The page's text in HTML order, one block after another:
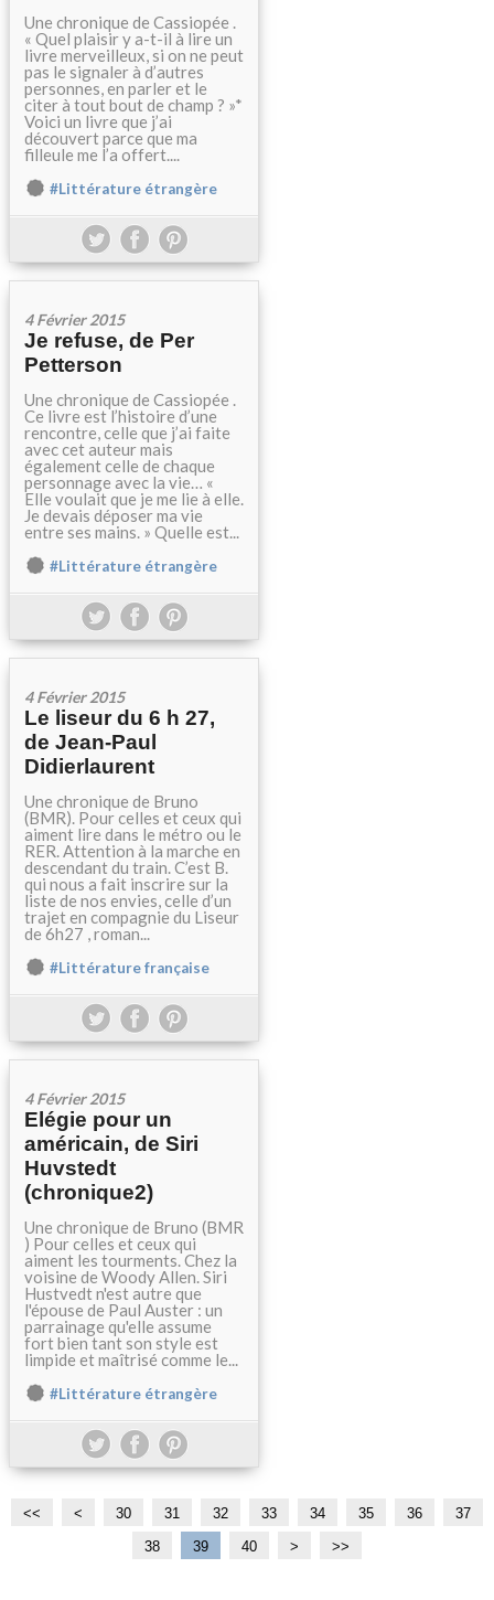
Une chronique de Cassiopée .
« Quel plaisir y a-t-il à lire un
livre merveilleux, si on ne peut
pas le signaler à d’autres
personnes, en parler et le
citer à tout bout de champ ? »*
Voici un livre que j’ai
découvert parce que ma
filleule me l’a offert....
#Littérature étrangère
4 Février 2015
Je refuse, de Per
Petterson
Une chronique de Cassiopée .
Ce livre est l’histoire d’une
rencontre, celle que j’ai faite
avec cet auteur mais
également celle de chaque
personnage avec la vie… «
Elle voulait que je me lie à elle.
Je devais déposer ma vie
entre ses mains. » Quelle est...
#Littérature étrangère
4 Février 2015
Le liseur du 6 h 27,
de Jean-Paul
Didierlaurent
Une chronique de Bruno
(BMR). Pour celles et ceux qui
aiment lire dans le métro ou le
RER. Attention à la marche en
descendant du train. C’est B.
qui nous a fait inscrire sur la
liste de nos envies, celle d’un
trajet en compagnie du Liseur
de 6h27 , roman...
#Littérature française
4 Février 2015
Elégie pour un
américain, de Siri
Huvstedt
(chronique2)
Une chronique de Bruno (BMR
) Pour celles et ceux qui
aiment les tourments. Chez la
voisine de Woody Allen. Siri
Hustvedt n'est autre que
l'épouse de Paul Auster : un
parrainage qu'elle assume
fort bien tant son style est
limpide et maîtrisé comme le...
#Littérature étrangère
<< <
1
2
30 31 32 33 34 35 36
37
38
39 40
5
> >>